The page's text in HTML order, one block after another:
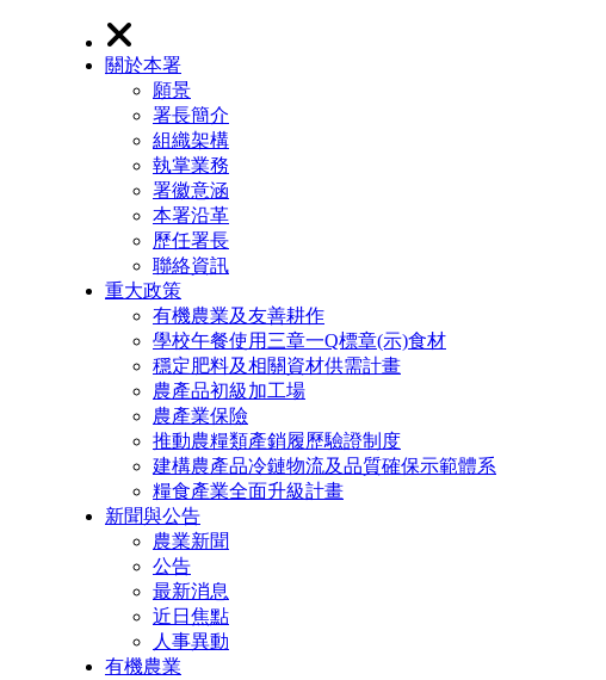
關於本署
願景
署長簡介
組織架構
執掌業務
署徽意涵
本署沿革
歷任署長
聯絡資訊
重大政策
有機農業及友善耕作
學校午餐使用三章一Q標章(示)食材
穩定肥料及相關資材供需計畫
農產品初級加工場
農產業保險
推動農糧類產銷履歷驗證制度
建構農產品冷鏈物流及品質確保示範體系
糧食產業全面升級計畫
新聞與公告
農業新聞
公告
最新消息
近日焦點
人事異動
有機農業